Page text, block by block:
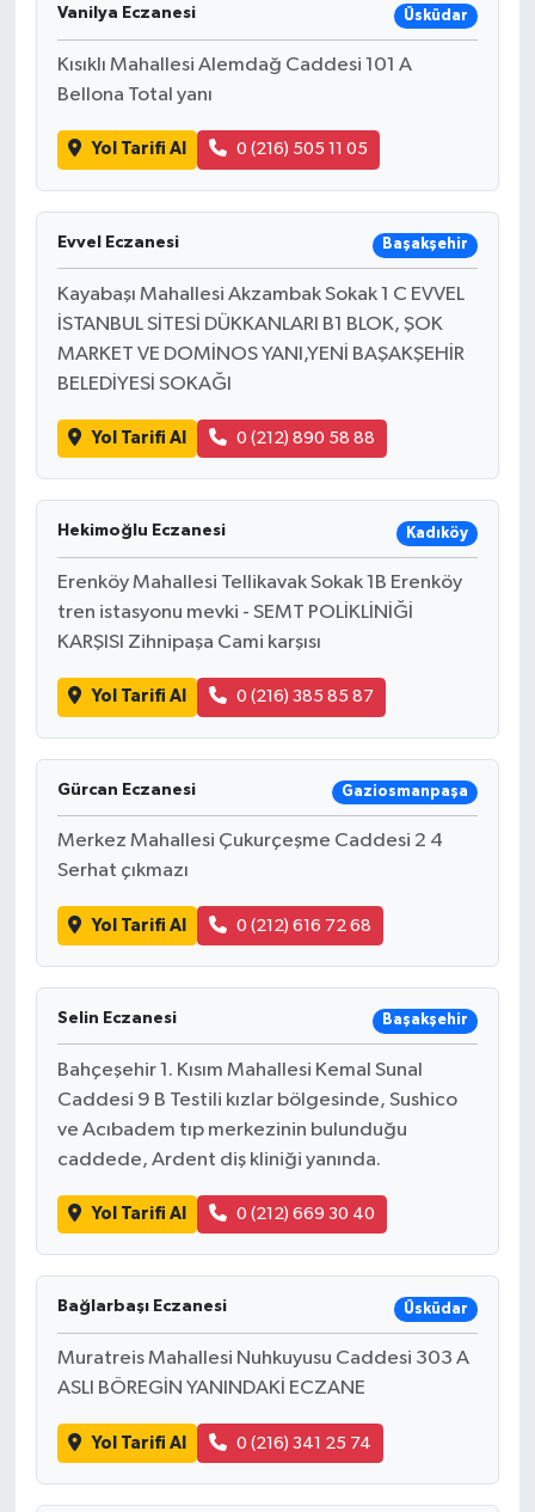
Vanilya Eczanesi Üsküdar
Kısıklı Mahallesi Alemdağ Caddesi 101 A
Bellona Total yanı
Yol Tarifi Al 0 (216) 505 11 05
Evvel Eczanesi Başakşehir
Kayabaşı Mahallesi Akzambak Sokak 1 C EVVEL
İSTANBUL SİTESİ DÜKKANLARI B1 BLOK, ŞOK
MARKET VE DOMİNOS YANI,YENİ BAŞAKŞEHİR
BELEDİYESİ SOKAĞI
Yol Tarifi Al 0 (212) 890 58 88
Hekimoğlu Eczanesi Kadıköy
Erenköy Mahallesi Tellikavak Sokak 1B Erenköy
tren istasyonu mevki - SEMT POLİKLİNİĞİ
KARŞISI Zihnipaşa Cami karşısı
Yol Tarifi Al 0 (216) 385 85 87
Gürcan Eczanesi Gaziosmanpaşa
Merkez Mahallesi Çukurçeşme Caddesi 2 4
Serhat çıkmazı
Yol Tarifi Al 0 (212) 616 72 68
Selin Eczanesi Başakşehir
Bahçeşehir 1. Kısım Mahallesi Kemal Sunal
Caddesi 9 B Testili kızlar bölgesinde, Sushico
ve Acıbadem tıp merkezinin bulunduğu
caddede, Ardent diş kliniği yanında.
Yol Tarifi Al 0 (212) 669 30 40
Bağlarbaşı Eczanesi Üsküdar
Muratreis Mahallesi Nuhkuyusu Caddesi 303 A
ASLI BÖREGİN YANINDAKİ ECZANE
Yol Tarifi Al 0 (216) 341 25 74